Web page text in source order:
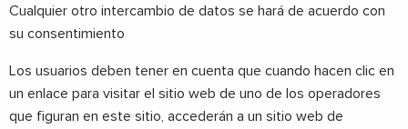
Cualquier otro intercambio de datos se hará de acuerdo con
su consentimiento
Los usuarios deben tener en cuenta que cuando hacen clic en
un enlace para visitar el sitio web de uno de los operadores
que figuran en este sitio, accederán a un sitio web de